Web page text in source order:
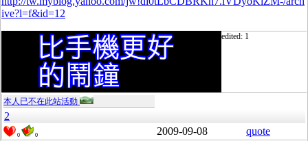
ive?l=f&id=12
edited: 1
本人已不在此站活動
2
0 0 2009-09-08 quote